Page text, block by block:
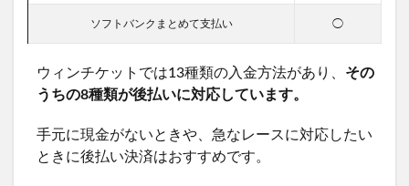
ソフトバンクまとめて支払い ◯
ウィンチケットでは13種類の入金方法があり、 その
うちの8種類が後払いに対応しています。
手元に現金がないときや、急なレースに対応したい
ときに後払い決済はおすすめです。